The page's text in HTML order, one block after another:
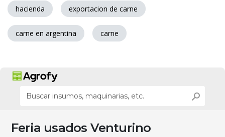
hacienda exportacion de carne
carne en argentina carne
Feria usados Venturino